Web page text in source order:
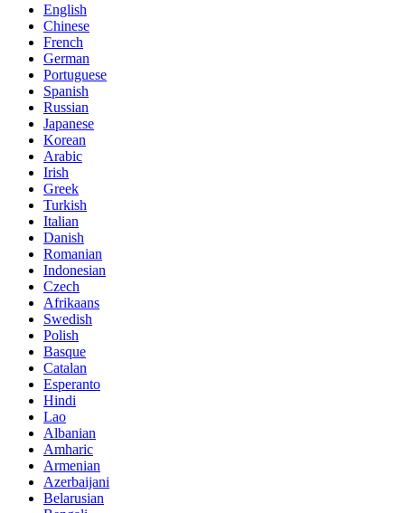
English
Chinese
French
German
Portuguese
Spanish
Russian
Japanese
Korean
Arabic
Irish
Greek
Turkish
Italian
Danish
Romanian
Indonesian
Czech
Afrikaans
Swedish
Polish
Basque
Catalan
Esperanto
Hindi
Lao
Albanian
Amharic
Armenian
Azerbaijani
Belarusian